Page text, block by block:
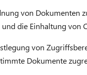
von Dokumenten
die Einhaltung von
von
Dokumente